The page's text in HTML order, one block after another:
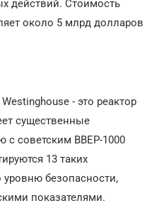
действий. Стоимость
около 5 млрд долларов
- это реактор
существенные
с советским ВВЕР-1000
13 таких
уровню безопасности,
показателями.